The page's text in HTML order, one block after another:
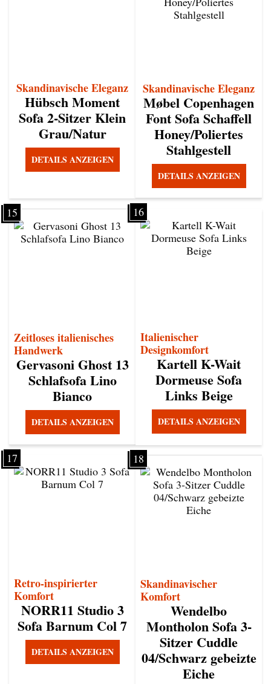
Skandinavische Eleganz
Hübsch Moment
Sofa 2-Sitzer Klein
Grau/Natur
DETAILS ANZEIGEN
Skandinavische Eleganz
Møbel Copenhagen
Font Sofa Schaffell
Honey/Poliertes
Stahlgestell
DETAILS ANZEIGEN
15
Zeitloses italienisches
Handwerk
Gervasoni Ghost 13
Schlafsofa Lino
Bianco
DETAILS ANZEIGEN
16
Italienischer
Designkomfort
Kartell K-Wait
Dormeuse Sofa
Links Beige
DETAILS ANZEIGEN
17
Retro-inspirierter
Komfort
NORR11 Studio 3
Sofa Barnum Col 7
DETAILS ANZEIGEN
18
Skandinavischer
Komfort
Wendelbo
Montholon Sofa 3-
Sitzer Cuddle
04/Schwarz gebeizte
Eiche